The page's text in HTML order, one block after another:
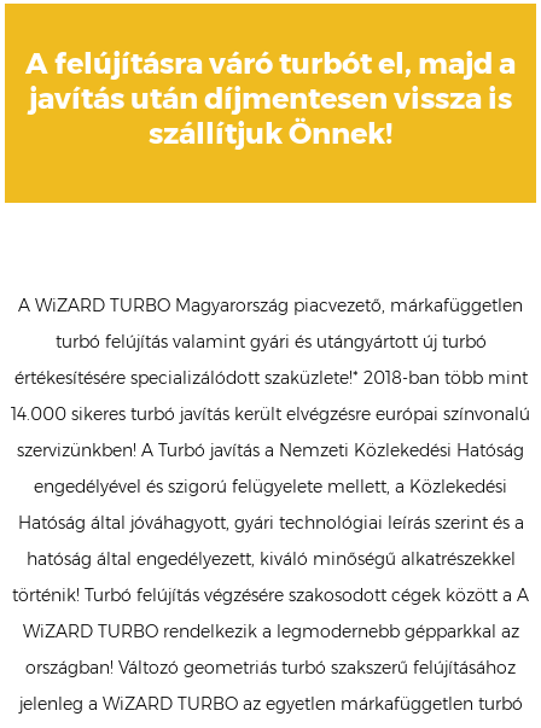
A felújításra váró turbót el, majd a
javítás után díjmentesen vissza is
szállítjuk Önnek!
A WiZARD TURBO Magyarország piacvezető, márkafüggetlen
turbó felújítás valamint gyári és utángyártott új turbó
értékesítésére specializálódott szaküzlete!* 2018-ban több mint
14.000 sikeres turbó javítás került elvégzésre európai színvonalú
szervizünkben! A Turbó javítás a Nemzeti Közlekedési Hatóság
engedélyével és szigorú felügyelete mellett, a Közlekedési
Hatóság által jóváhagyott, gyári technológiai leírás szerint és a
hatóság által engedélyezett, kiváló minőségű alkatrészekkel
történik! Turbó felújítás végzésére szakosodott cégek között a A
WiZARD TURBO rendelkezik a legmodernebb gépparkkal az
országban! Változó geometriás turbó szakszerű felújításához
jelenleg a WiZARD TURBO az egyetlen márkafüggetlen turbó